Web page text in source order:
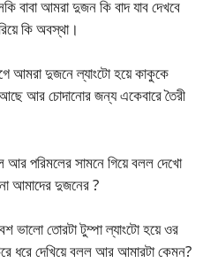
বাবা আমরা দুজন কি বাদ যাব দেখবে
কি অবস্থা।
আমরা দুজনে ল্যাংটো হয়ে কাকুকে
আর চোদানোর জন্য একেবারে তৈরী
আর পরিমলের সামনে গিয়ে বলল দেখো
আমাদের দুজনের ?
ভালো তোরটা টুম্পা ল্যাংটো হয়ে ওর
ধরে দেখিয়ে বলল আর আমারটা কেমন?